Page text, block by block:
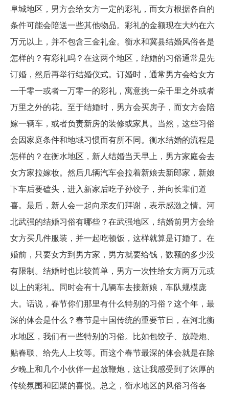
阜城地区，男方会给女方一定的彩礼，而女方根据各自的
条件可能会陪送一些其他物品。彩礼的金额现在大约在六
万元以上，并不包含三金礼金。衡水和冀县结婚风俗各是
怎样的？有彩礼吗？在这两个地区，结婚的习俗通常是先
订婚，然后再举行结婚仪式。订婚时，通常男方会给女方
一千零一或者一万零一的彩礼，寓意挑一朵千里之外或者
万里之外的花。至于结婚时，男方会买房子，而女方会陪
嫁一辆车，或者负责新房的装修或家具。当然，这些习俗
会因家庭条件和地域习惯而有所不同。衡水结婚的流程是
怎样的？在衡水地区，新人结婚当天早上，男方家庭会去
女方家拉嫁妆。然后几辆汽车会拉着新娘去新郎家，新娘
下车后要磕头，进入新家后吃子孙饺子，并向长辈们道
喜。最后，新人会一起向亲友们拜谢，表示感激之情。河
北武强的结婚习俗有哪些？在武强地区，结婚前男方会给
女方买几件服装，并一起吃顿饭，这样就算是订婚了。在
婚前，只要女方到男方家，男方就要给钱，数额的多少没
有限制。结婚时也比较简单，男方一次性给女方两万元或
以上的彩礼。同时会有十几辆车去接新娘，车队规模庞
大。话说，春节你们那里有什么特别的习俗？这个年，最
深的体会是什么？春节是中国传统的重要节日，在河北衡
水地区，我们有一些特别的习俗。比如包饺子、放鞭炮、
贴春联、给先人上坟等。而这个春节最深的体会就是在除
夕晚上和几个小伙伴一起放鞭炮，这让我感受到了浓厚的
传统氛围和团聚的喜悦。总之，衡水地区的风俗习俗各